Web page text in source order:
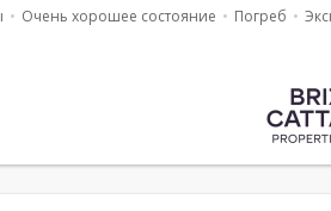
Очень хорошее состояние Погреб